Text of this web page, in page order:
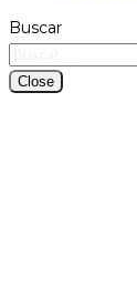
Buscar
Close